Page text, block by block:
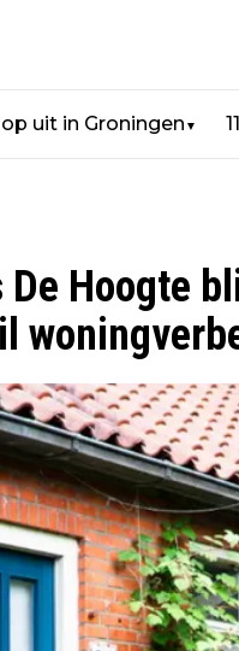
op uit in Groningen ▼
Hoogte